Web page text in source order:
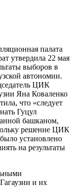
палата
утвердила 22 мая
выборов в
автономии.
ЦИК
Яна Коваленко
что «следует
Гуцул
башканом,
решение ЦИК
установлено
на результаты
и их